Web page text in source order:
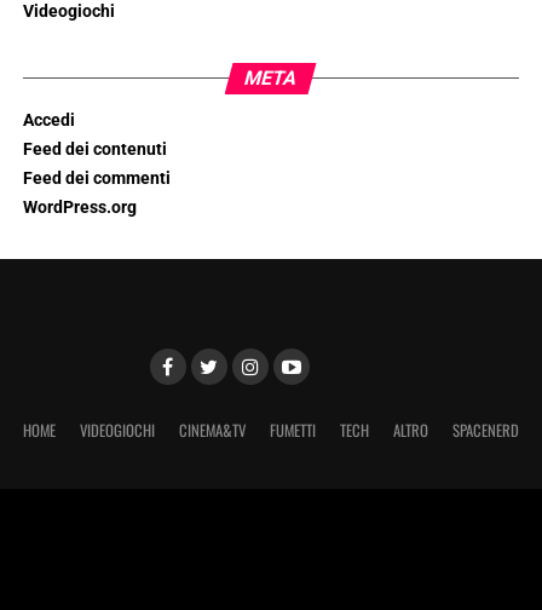
Videogiochi
META
Accedi
Feed dei contenuti
Feed dei commenti
WordPress.org
HOME VIDEOGIOCHI CINEMA&TV FUMETTI TECH ALTRO SPACENERD